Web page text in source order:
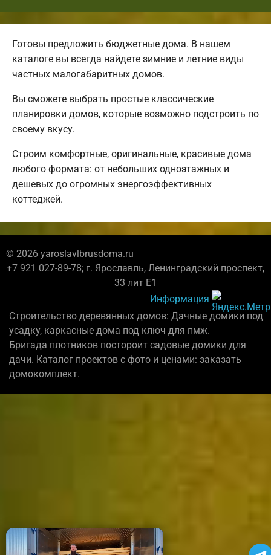
Готовы предложить бюджетные дома. В нашем
каталоге вы всегда найдете зимние и летние виды
частных малогабаритных домов.
Вы сможете выбрать простые классические
планировки домов, которые возможно подстроить по
своему вкусу.
Строим комфортные, оригинальные, красивые дома
любого формата: от небольших одноэтажных и
дешевых до огромных энергоэффективных
коттеджей.
© 2026 yaroslavlbrusdoma.ru
+7 921 027-89-78; г. Ярославль, Ленинградский проспект,
33 лит Е1
Информация
Строительство деревянных домов: Дачные домики под
усадку, каркасные дома под ключ для пмж.
Бригада плотников постороит садовые домики для
дачи. Каталог проектов с фото и ценами: заказать
домокомплект.